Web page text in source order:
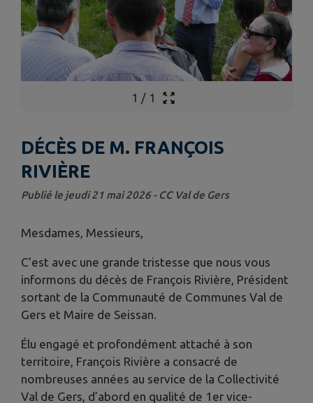
1 / 1
DÉCÈS DE M. FRANÇOIS
RIVIÈRE
Publié le jeudi 21 mai 2026 - CC Val de Gers
Mesdames, Messieurs,
C’est avec une grande tristesse que nous vous
informons du décès de François Rivière, Président
sortant de la Communauté de Communes Val de
Gers et Maire de Seissan.
Élu engagé et profondément attaché à son
territoire, François Rivière a consacré de
nombreuses années au service de la Collectivité
Val de Gers, d’abord en qualité de 1er vice-